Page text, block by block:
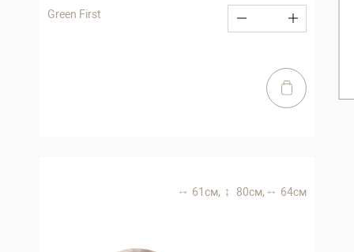
Green First
61 см, 80 см, 64 см